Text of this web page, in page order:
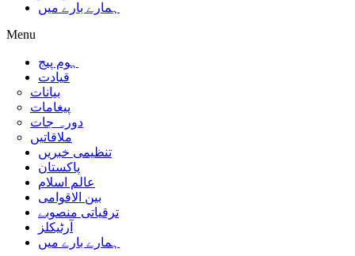
ہمارے بارے میں
Menu
ہوم پیج
قیادت
بیانات
پیغامات
دورہ جات
ملاقاتیں
تنظیمی خبریں
پاکستان
عالم اسلام
بین الاقوامی
ترقیاتی منصوبے
آرٹیکلز
ہمارے بارے میں